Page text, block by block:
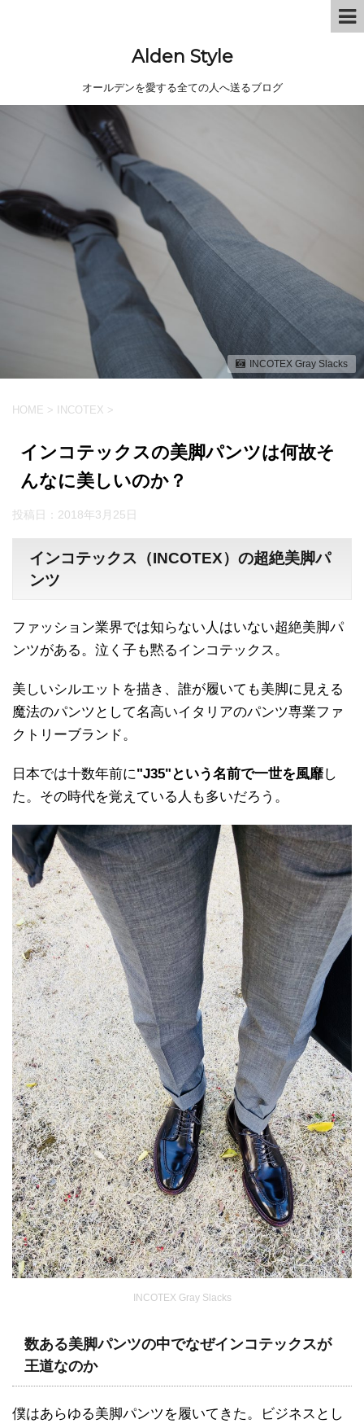
Alden Style
オールデンを愛する全ての人へ送るブログ
INCOTEX Gray Slacks
HOME > INCOTEX >
インコテックスの美脚パンツは何故そ
んなに美しいのか？
投稿日： 2018年3月25日
インコテックス（INCOTEX）の超絶美脚パ
ンツ
ファッション業界では知らない人はいない超絶美脚パ
ンツがある。泣く子も黙るインコテックス。
美しいシルエットを描き、誰が履いても美脚に見える
魔法のパンツとして名高いイタリアのパンツ専業ファ
クトリーブランド。
日本では十数年前に"J35"という名前で一世を風靡し
た。その時代を覚えている人も多いだろう。
INCOTEX Gray Slacks
数ある美脚パンツの中でなぜインコテックスが
王道なのか
僕はあらゆる美脚パンツを履いてきた。ビジネスとし